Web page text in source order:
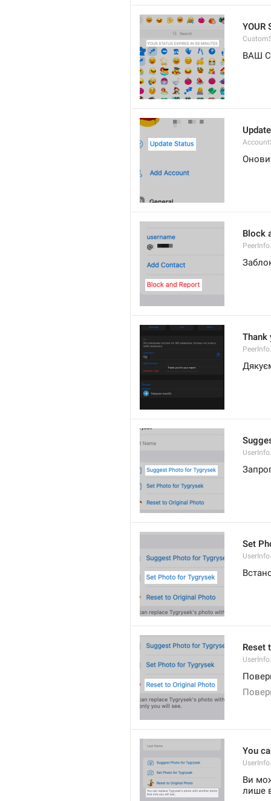
YOUR
ВАШ
Block
Thank
Set
Reset
You
Ви
лише